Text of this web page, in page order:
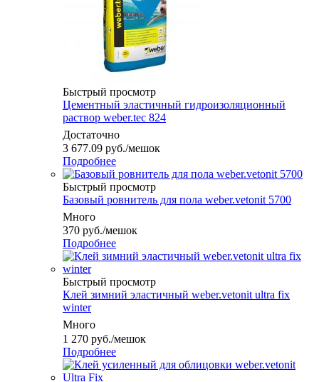
Быстрый просмотр
Цементный эластичный гидроизоляционный
раствор weber.tec 824
Достаточно
3 677.09 руб./мешок
Подробнее
Быстрый просмотр
Базовый ровнитель для пола weber.vetonit 5700
Много
370 руб./мешок
Подробнее
Быстрый просмотр
Клей зимний эластичный weber.vetonit ultra fix
winter
Много
1 270 руб./мешок
Подробнее